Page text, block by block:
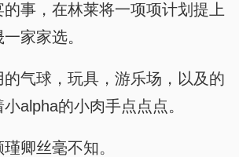
事，在林莱将一项项计划提上
家家选。
的气球，玩具，游乐场，以及的
alpha的小肉手点点点。
卿丝毫不知。